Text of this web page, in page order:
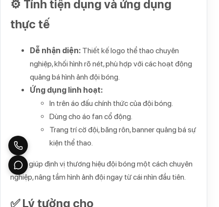
⚙️ Tính tiện dụng và ứng dụng
thực tế
Dễ nhận diện: Thiết kế logo thể thao chuyên
nghiệp, khối hình rõ nét, phù hợp với các hoạt động
quảng bá hình ảnh đội bóng.
Ứng dụng linh hoạt:
In trên áo đấu chính thức của đội bóng.
Dùng cho áo fan cổ động.
Trang trí cờ đội, băng rôn, banner quảng bá sự
kiện thể thao.
Logo giúp định vị thương hiệu đội bóng một cách chuyên
nghiệp, nâng tầm hình ảnh đội ngay từ cái nhìn đầu tiên.
✅ Lý tưởng cho